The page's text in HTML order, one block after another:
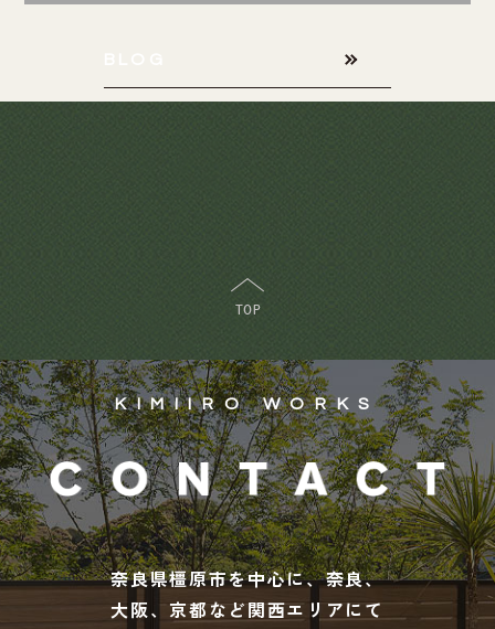
KIMIIRO WORKS
奈良県橿原市を中心に、奈良、
大阪、京都など関西エリアにて